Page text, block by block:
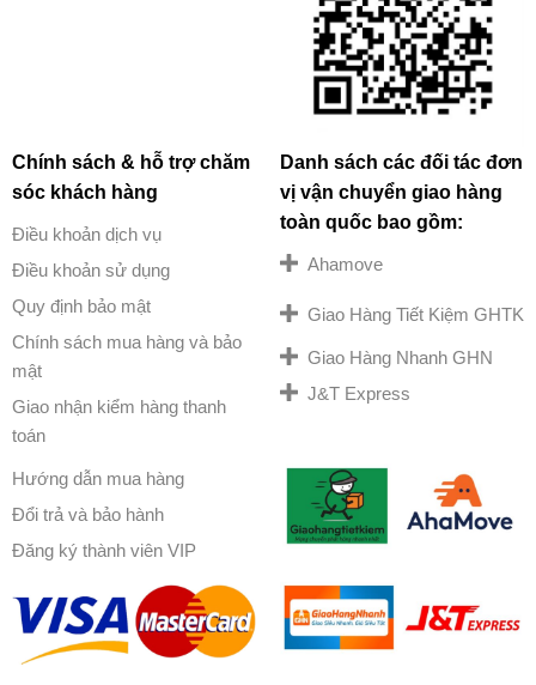
Chính sách & hỗ trợ chăm
sóc khách hàng
Điều khoản dịch vụ
Điều khoản sử dụng
Quy định bảo mật
Chính sách mua hàng và bảo
mật
Giao nhận kiểm hàng thanh
toán
Hướng dẫn mua hàng
Đổi trả và bảo hành
Đăng ký thành viên VIP
Danh sách các đối tác đơn
vị vận chuyển giao hàng
toàn quốc bao gồm:
Ahamove
Giao Hàng Tiết Kiệm GHTK
Giao Hàng Nhanh GHN
J&T Express